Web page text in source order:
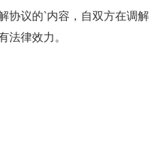
协议的`内容，自双方在调解
法律效力。